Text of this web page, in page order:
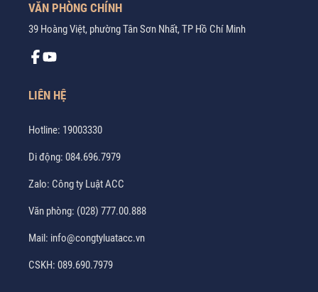
VĂN PHÒNG CHÍNH
39 Hoàng Việt, phường Tân Sơn Nhất, TP Hồ Chí Minh
LIÊN HỆ
Hotline: 19003330
Di động: 084.696.7979
Zalo: Công ty Luật ACC
Văn phòng: (028) 777.00.888
Mail: info@congtyluatacc.vn
CSKH: 089.690.7979